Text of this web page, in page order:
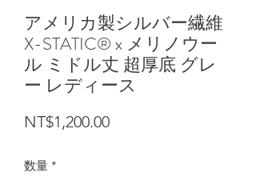
アメリカ製シルバー繊維
X-STATIC® x メリノウー
ル ミドル丈 超厚底 グレ
ー レディース
NT$1,200.00価格
数量 *